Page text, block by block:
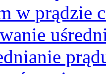
w prądzie